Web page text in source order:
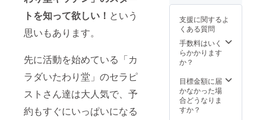
トを知って欲しい！ という
思いもあります。
先に活動を始めている「カ
ラダいたわり堂」のセラピ
ストさん達は大人気で、予
約もすぐにいっぱいになる
リカ
カ
シュー
ナッ
ツ、コ
ガー、
ギー、
ブラッ
掲載す
前は備
考欄に
必ずご
記入く
ださ
掲載期
間は
2023年
2月～
支援に関するよ
くある質問
手数料はいく
らかかります
か？
目標金額に届
かなかった場
合どうなりま
すか？